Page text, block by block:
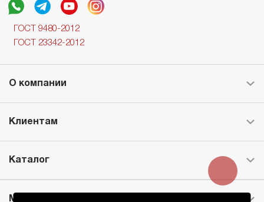
ГОСТ 9480-2012
ГОСТ 23342-2012
О компании
Клиентам
Каталог
Месторождение